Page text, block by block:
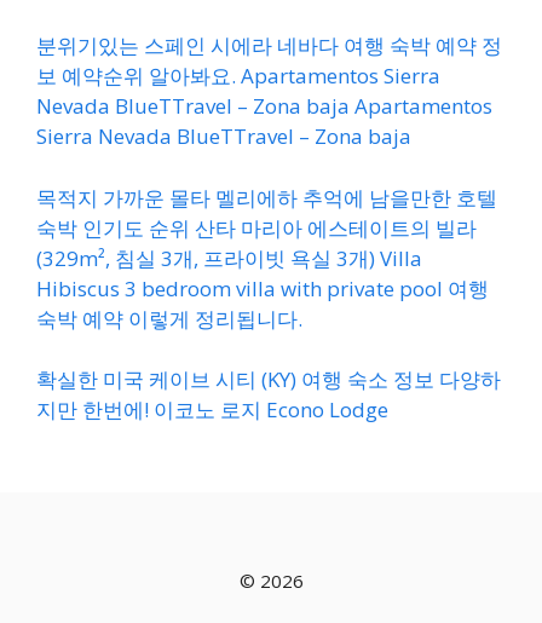
분위기있는 스페인 시에라 네바다 여행 숙박 예약 정
보 예약순위 알아봐요. Apartamentos Sierra
Nevada BlueTTravel – Zona baja Apartamentos
Sierra Nevada BlueTTravel – Zona baja
목적지 가까운 몰타 멜리에하 추억에 남을만한 호텔
숙박 인기도 순위 산타 마리아 에스테이트의 빌라
(329m², 침실 3개, 프라이빗 욕실 3개) Villa
Hibiscus 3 bedroom villa with private pool 여행
숙박 예약 이렇게 정리됩니다.
확실한 미국 케이브 시티 (KY) 여행 숙소 정보 다양하
지만 한번에! 이코노 로지 Econo Lodge
© 2026